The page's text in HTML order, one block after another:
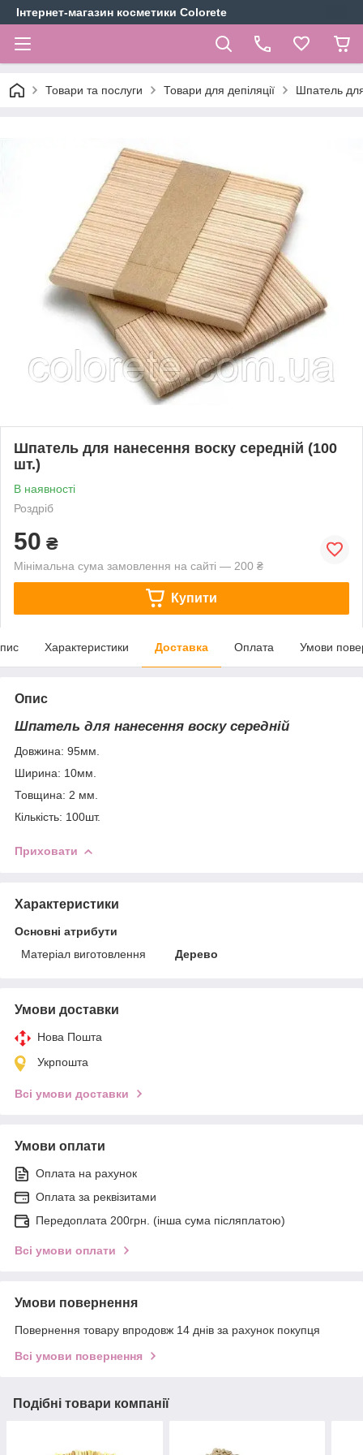
Інтернет-магазин косметики Colorete
Товари та послуги Товари для депіляції Шпатель
Шпатель для нанесення воску середній (100
шт.)
В наявності
Роздріб
50 ₴
Мінімальна сума замовлення на сайті — 200 ₴
Купити
Характеристики Доставка Оплата Умови
Опис
Шпатель для нанесення воску середній
Довжина: 95мм.
Ширина: 10мм.
Товщина: 2 мм.
Кількість: 100шт.
Приховати
Характеристики
Основні атрибути
Матеріал виготовлення
Дерево
Умови доставки
Нова Пошта
Укрпошта
Всі умови доставки
Умови оплати
Оплата на рахунок
Оплата за реквізитами
Передоплата 200грн. (інша сума післяплатою)
Всі умови оплати
Умови повернення
Повернення товару впродовж 14 днів за рахунок покупця
Всі умови повернення
Подібні товари компанії